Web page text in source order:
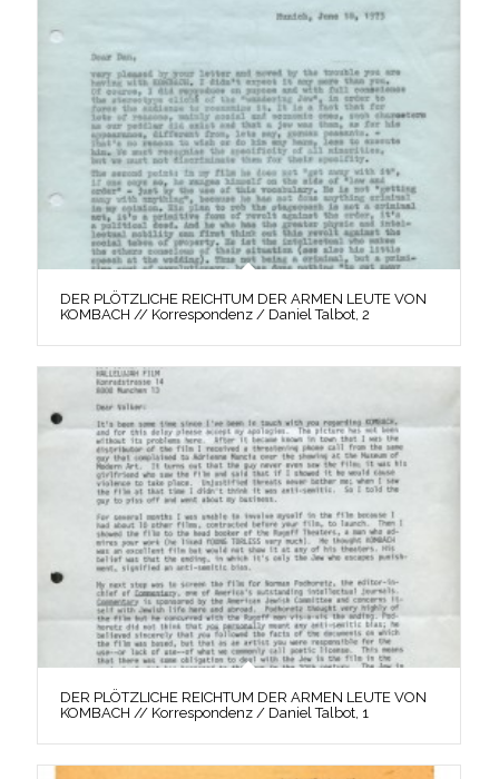
DER PLÖTZLICHE REICHTUM DER ARMEN LEUTE VON
KOMBACH // Korrespondenz / Daniel Talbot, 2
DER PLÖTZLICHE REICHTUM DER ARMEN LEUTE VON
KOMBACH // Korrespondenz / Daniel Talbot, 1